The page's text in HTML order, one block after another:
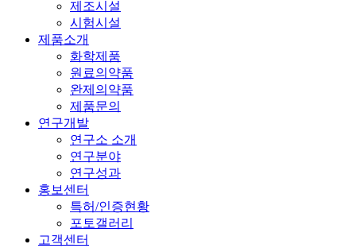
제조시설
시험시설
제품소개
화학제품
원료의약품
완제의약품
제품문의
연구개발
연구소 소개
연구분야
연구성과
홍보센터
특허/인증현황
포토갤러리
고객센터